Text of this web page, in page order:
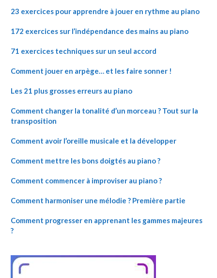
23 exercices pour apprendre à jouer en rythme au piano
172 exercices sur l’indépendance des mains au piano
71 exercices techniques sur un seul accord
Comment jouer en arpège… et les faire sonner !
Les 21 plus grosses erreurs au piano
Comment changer la tonalité d’un morceau ? Tout sur la
transposition
Comment avoir l’oreille musicale et la développer
Comment mettre les bons doigtés au piano ?
Comment commencer à improviser au piano ?
Comment harmoniser une mélodie ? Première partie
Comment progresser en apprenant les gammes majeures
?